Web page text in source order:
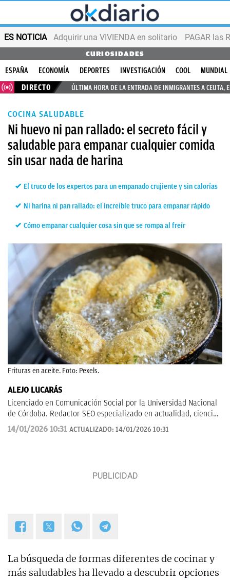
ES NOTICIA Adquirir una VIVIENDA en solitario PAGAR las
CURIOSIDADES
ESPAÑA ECONOMÍA DEPORTES INVESTIGACIÓN COOL
MUNDIAL
DIRECTO
ÚLTIMA HORA DE LA ENTRADA DE INMIGRANTES A CEUTA,
COCINA SALUDABLE
Ni huevo ni pan rallado: el secreto fácil y
saludable para empanar cualquier comida
sin usar nada de harina
El truco de los expertos para un empanado crujiente y sin calorías
Ni harina ni pan rallado: el increíble truco para empanar rápido
Cómo empanar cualquier cosa sin que se rompa al freír
Frituras en aceite. Foto: Pexels.
ALEJO LUCARÁS
Licenciado en Comunicación Social por la Universidad Nacional
de Córdoba. Redactor SEO especializado en actualidad, ciencia
aplicada, tecnología y fenómenos sociales, con un enfoque
divulgativo y orientado a explicar al lector cómo los grandes
14/01/2026 10:31 ACTUALIZADO: 14/01/2026 10:31
La búsqueda de formas diferentes de cocinar y
más saludables ha llevado a descubrir opciones